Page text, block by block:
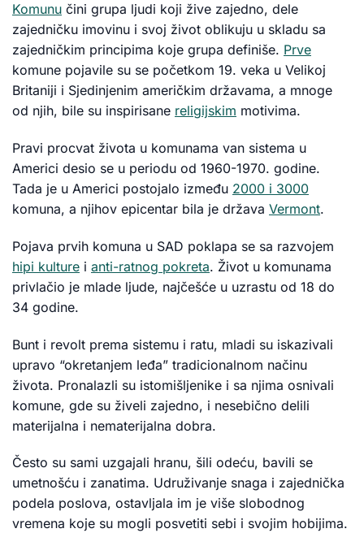
Komunu čini grupa ljudi koji žive zajedno, dele
zajedničku imovinu i svoj život oblikuju u skladu sa
zajedničkim principima koje grupa definiše. Prve
komune pojavile su se početkom 19. veka u Velikoj
Britaniji i Sjedinjenim američkim državama, a mnoge
od njih, bile su inspirisane religijskim motivima.
Pravi procvat života u komunama van sistema u
Americi desio se u periodu od 1960-1970. godine.
Tada je u Americi postojalo između 2000 i 3000
komuna, a njihov epicentar bila je država Vermont.
Pojava prvih komuna u SAD poklapa se sa razvojem
hipi kulture i anti-ratnog pokreta. Život u komunama
privlačio je mlade ljude, najčešće u uzrastu od 18 do
34 godine.
Bunt i revolt prema sistemu i ratu, mladi su iskazivali
upravo “okretanjem leđa” tradicionalnom načinu
života. Pronalazli su istomišljenike i sa njima osnivali
komune, gde su živeli zajedno, i nesebično delili
materijalna i nematerijalna dobra.
Često su sami uzgajali hranu, šili odeću, bavili se
umetnošću i zanatima. Udruživanje snaga i zajednička
podela poslova, ostavljala im je više slobodnog
vremena koje su mogli posvetiti sebi i svojim hobijima.